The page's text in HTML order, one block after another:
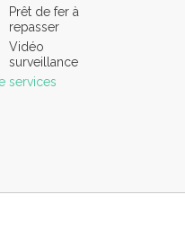
Prêt de fer à
repasser
Vidéo
surveillance
services